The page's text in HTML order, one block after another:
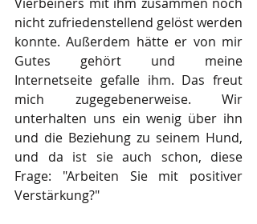
nicht zufriedenstellend gelöst werden
konnte. Außerdem hätte er von mir
Gutes gehört und meine
Internetseite gefalle ihm. Das freut
mich zugegebenerweise. Wir
unterhalten uns ein wenig über ihn
und die Beziehung zu seinem Hund,
und da ist sie auch schon, diese
Frage: "Arbeiten Sie mit positiver
Verstärkung?"